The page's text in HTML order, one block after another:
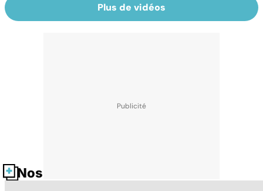
Plus de vidéos
Nos fiches santé